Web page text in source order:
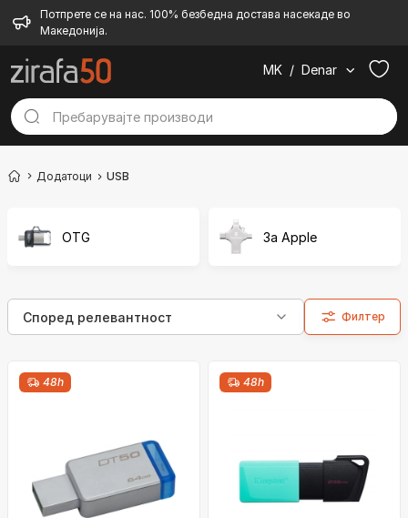
Потпрете се на нас. 100% безбедна достава насекаде во
Македонија.
MK / Denar
Додатоци USB
OTG За Apple
Филтер
48h 48h